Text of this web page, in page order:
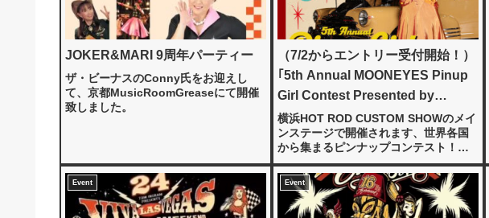
JOKER&MARI 9周年パーティー
ザ・ビーナスのConny氏をお迎えし
て、京都MusicRoomGreaseにて開催
致しました。
（7/2からエントリー受付開始！）
｢5th Annual MOONEYES Pinup
Girl Contest Presented by
Mitzi&CO.and JOKER&MARI ｣
横浜HOT ROD CUSTOM SHOWのメイ
ンステージで開催されます、世界各国
から集まるピンナップコンテスト！今
年は7月2日よりエントリー受付開始。
締切は9月15日(月)まで。ピンナップカ
ルチャーが大好き、というガールズの
ご応募お待ちし...
Event Event